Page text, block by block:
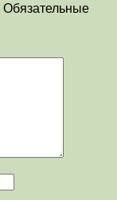
Обязательные